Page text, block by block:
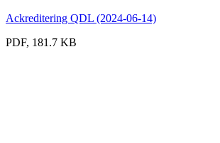
Ackreditering QDL (2024-06-14)
PDF, 181.7 KB